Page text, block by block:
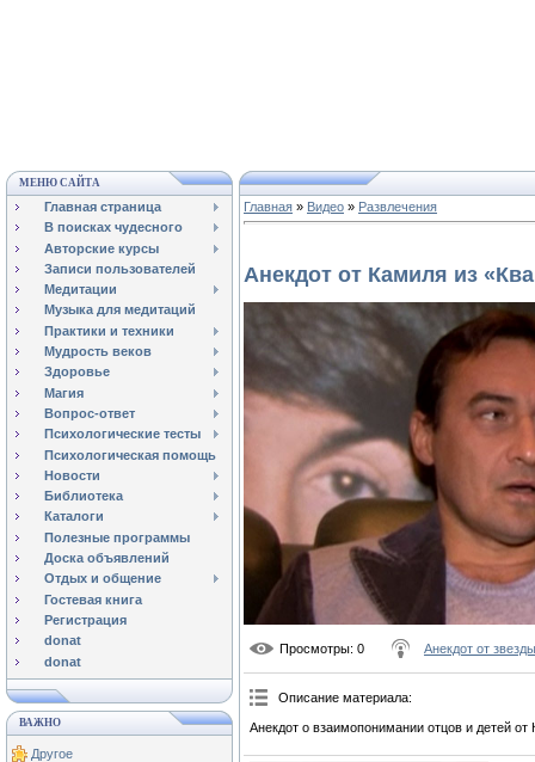
МЕНЮ САЙТА
Главная страница
В поисках чудесного
Авторские курсы
Записи пользователей
Медитации
Музыка для медитаций
Практики и техники
Мудрость веков
Здоровье
Магия
Вопрос-ответ
Психологические тесты
Психологическая помощь
Новости
Библиотека
Каталоги
Полезные программы
Доска объявлений
Отдых и общение
Гостевая книга
Регистрация
donat
donat
ВАЖНО
Другое
Главная » Видео » Развлечения
Анекдот от Камиля из
Просмотры: 0 Анекдот от звезды
Описание материала:
Анекдот о взаимопонимании отцов и детей от